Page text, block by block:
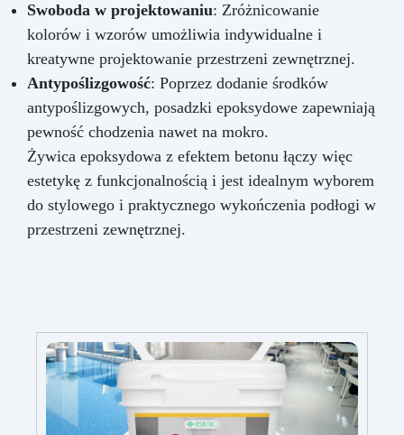
Swoboda w projektowaniu: Zróżnicowanie
kolorów i wzorów umożliwia indywidualne i
kreatywne projektowanie przestrzeni zewnętrznej.
Antypoślizgowość: Poprzez dodanie środków
antypoślizgowych, posadzki epoksydowe zapewniają
pewność chodzenia nawet na mokro.
Żywica epoksydowa z efektem betonu łączy więc
estetykę z funkcjonalnością i jest idealnym wyborem
do stylowego i praktycznego wykończenia podłogi w
przestrzeni zewnętrznej.